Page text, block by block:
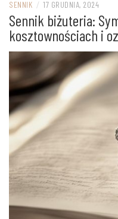
SENNIK / 17 GRUDNIA, 2024
Sennik biżuteria:
kosztownościach i